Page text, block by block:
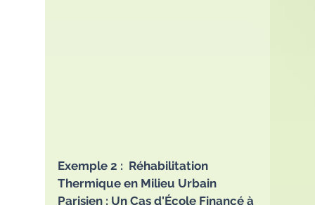
Exemple 2 :  Réhabilitation
Thermique en Milieu Urbain
Parisien : Un Cas d'École Financé à